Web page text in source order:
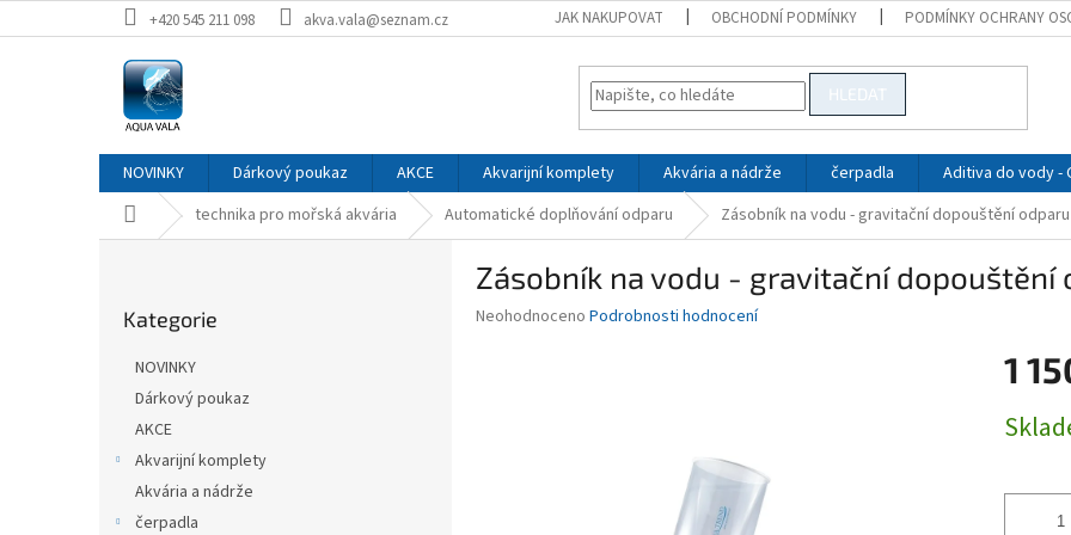
na
+420 545 211 098 akva.vala@seznam.cz JAK NAKUPOVAT OBCHODNÍ PODMÍNKY PODMÍNKY OCHRANY
HLEDAT
NOVINKY Dárkový poukaz AKCE Akvarijní komplety Akvária a nádrže čerpadla Aditiva do vody -
Domů technika pro mořská akvária Automatické doplňování odparu Zásobník na vodu - gravitační dopouštění
kategorie
Kategorie
NOVINKY
Dárkový poukaz
AKCE
Akvarijní komplety
Akvária a nádrže
čerpadla
Zásobník na vodu - gravitační
Průměrné
Neohodnoceno Podrobnosti hodnocení
1
cena: